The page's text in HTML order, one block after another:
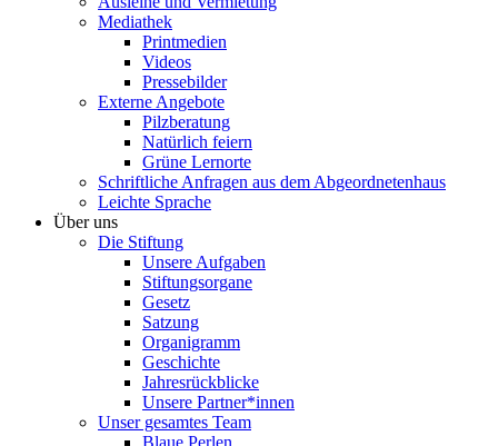
Mediathek
Printmedien
Videos
Pressebilder
Externe Angebote
Pilzberatung
Natürlich feiern
Grüne Lernorte
Schriftliche Anfragen aus dem Abgeordnetenhaus
Leichte Sprache
Über uns
Die Stiftung
Unsere Aufgaben
Stiftungsorgane
Gesetz
Satzung
Organigramm
Geschichte
Jahresrückblicke
Unsere Partner*innen
Unser gesamtes Team
Blaue Perlen